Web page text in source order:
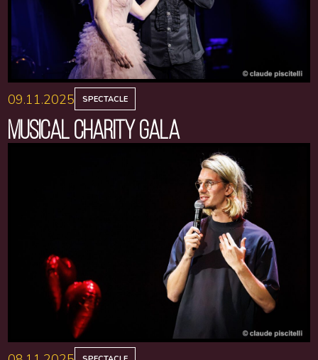
09.11.2025 SPECTACLE
MUSICAL CHARITY GALA